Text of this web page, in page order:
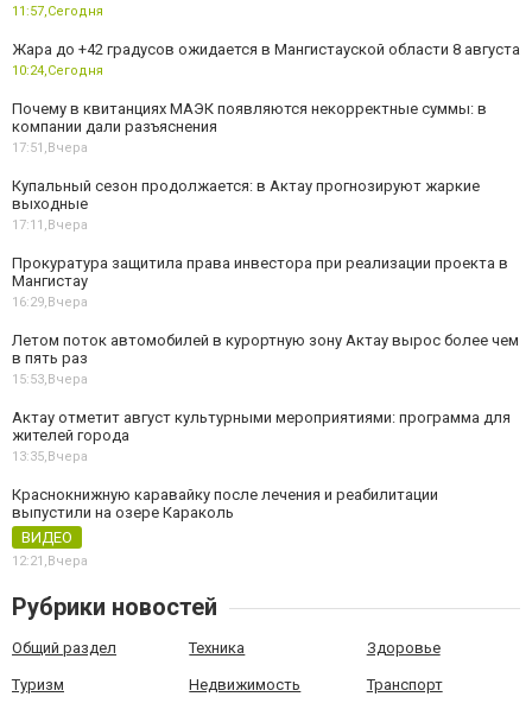
11:57,Сегодня
Жара до +42 градусов ожидается в Мангистауской области 8 августа
10:24,Сегодня
Почему в квитанциях МАЭК появляются некорректные суммы: в
компании дали разъяснения
17:51,Вчера
Купальный сезон продолжается: в Актау прогнозируют жаркие
выходные
17:11,Вчера
Прокуратура защитила права инвестора при реализации проекта в
Мангистау
16:29,Вчера
Летом поток автомобилей в курортную зону Актау вырос более чем
в пять раз
15:53,Вчера
Актау отметит август культурными мероприятиями: программа для
жителей города
13:35,Вчера
Краснокнижную каравайку после лечения и реабилитации
выпустили на озере Караколь
ВИДЕО
12:21,Вчера
Рубрики новостей
Общий раздел Техника Здоровье
Туризм Недвижимость Транспорт